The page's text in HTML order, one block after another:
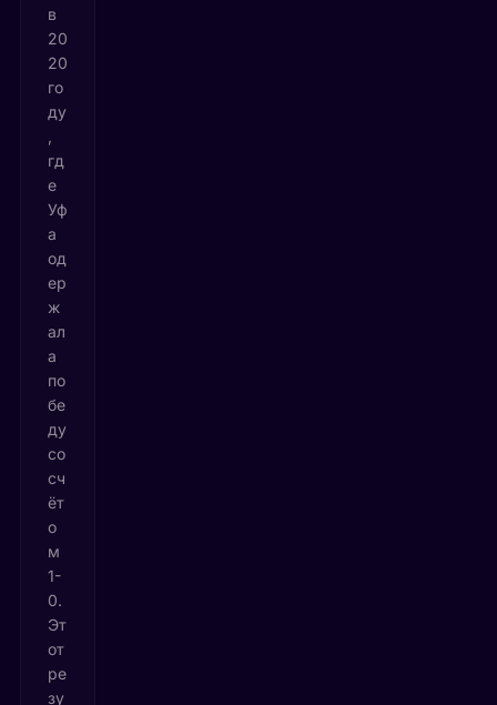
в
20
20
го
ду
гд
е
Уф
а
од
ер
ж
ал
а
по
бе
ду
со
сч
ёт
о
м
1-
0.
Эт
от
ре
зу